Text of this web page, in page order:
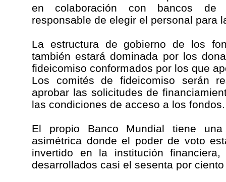
en colaboración con bancos de
responsable de elegir el personal para
La estructura de gobierno de los
también estará dominada por los
fideicomiso conformados por los que
Los comités de fideicomiso serán
aprobar las solicitudes de
las condiciones de acceso a los fondos.
El propio Banco Mundial tiene una
asimétrica donde el poder de voto
invertido en la institución
desarrollados casi el sesenta por